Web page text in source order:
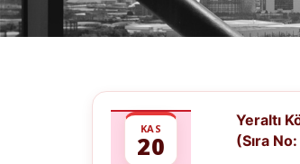
KAS
20
Yeraltı
(Sıra